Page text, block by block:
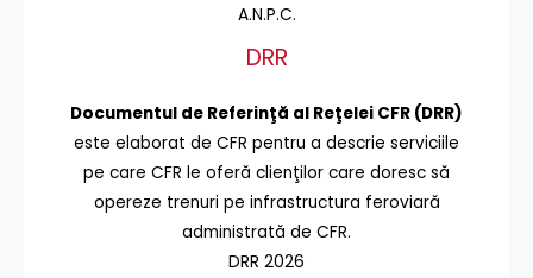
A.N.P.C.
DRR
Documentul de Referinţă al Reţelei CFR (DRR)
este elaborat de CFR pentru a descrie serviciile
pe care CFR le oferă clienţilor care doresc să
opereze trenuri pe infrastructura feroviară
administrată de CFR.
DRR 2026